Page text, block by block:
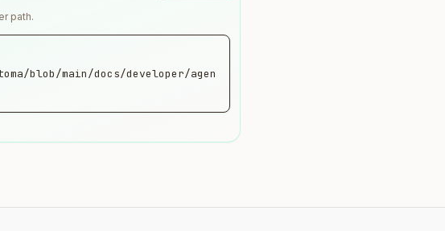
path.
blob/main/docs/developer/agen